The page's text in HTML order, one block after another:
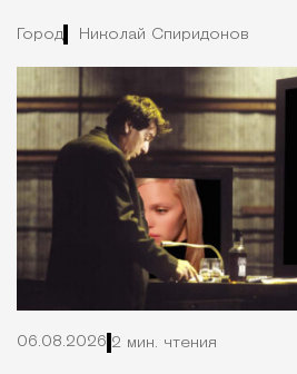
Город Николай Спиридонов
06.08.2026 2 мин. чтения